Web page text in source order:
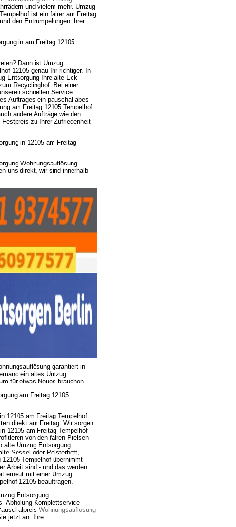
und vielem mehr. Umzug
ist ein fairer am Freitag
den Entrümpelungen Ihrer
in am Freitag 12105
Dann ist Umzug
12105 genau Ihr richtiger. In
Entsorgung Ihre alte Eck
Recyclinghof. Bei einer
schnellen Service
Auftrages ein pauschal abes
am Freitag 12105 Tempelhof
andere Aufträge wie den
zu Ihrer Zufriedenheit
in 12105 am Freitag
Wohnungsauflösung
uns direkt, wir sind innerhalb
garantiert in
ein altes Umzug
für etwas Neues brauchen.
am Freitag 12105
12105 am Freitag Tempelhof
direkt am Freitag. Wir sorgen
12105 am Freitag Tempelhof
von den fairen Preisen
alte Umzug Entsorgung
Sessel oder Polsterbett,
Tempelhof übernimmt
Arbeit sind - und das werden
erneut mit einer Umzug
12105 beauftragen.
Entsorgung
Komplettservice
Wohnungsauflösung
jetzt an. Ihre